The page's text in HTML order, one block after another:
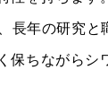
長年の研究と
保ちながら